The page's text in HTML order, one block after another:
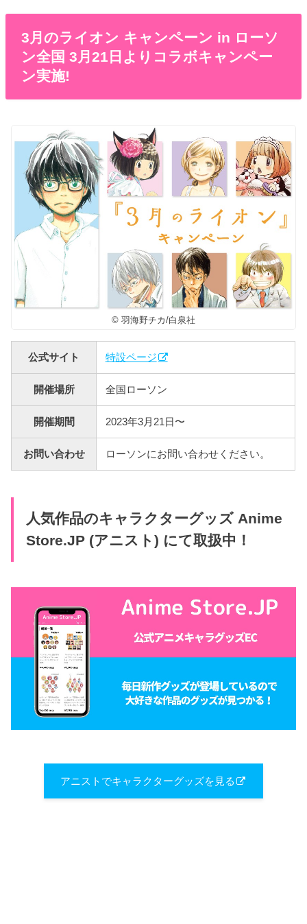
3月のライオン キャンペーン in ローソ
ン全国 3月21日よりコラボキャンペー
ン実施!
© 羽海野チカ/白泉社
公式サイト 特設ページ
開催場所 全国ローソン
開催期間 2023年3月21日〜
お問い合わせ ローソンにお問い合わせください。
人気作品のキャラクターグッズ Anime
Store.JP (アニスト) にて取扱中！
アニストでキャラクターグッズを見る